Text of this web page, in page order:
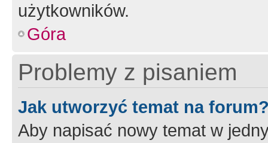
użytkowników.
Góra
Problemy z pisaniem
Jak utworzyć temat na
Aby napisać nowy temat w